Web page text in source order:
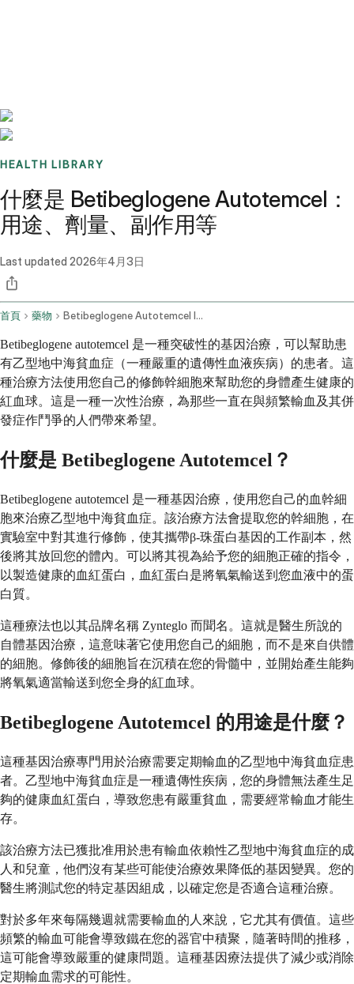
HEALTH LIBRARY
什麼是 Betibeglogene Autotemcel：
用途、劑量、副作用等
Last updated 2026年4月3日
首頁 藥物 Betibeglogene Autotemcel Intravenous Route
Betibeglogene autotemcel 是一種突破性的基因治療，可以幫助患
有乙型地中海貧血症（一種嚴重的遺傳性血液疾病）的患者。這
種治療方法使用您自己的修飾幹細胞來幫助您的身體產生健康的
紅血球。這是一種一次性治療，為那些一直在與頻繁輸血及其併
發症作鬥爭的人們帶來希望。
什麼是 Betibeglogene Autotemcel？
Betibeglogene autotemcel 是一種基因治療，使用您自己的血幹細
胞來治療乙型地中海貧血症。該治療方法會提取您的幹細胞，在
實驗室中對其進行修飾，使其攜帶β-珠蛋白基因的工作副本，然
後將其放回您的體內。可以將其視為給予您的細胞正確的指令，
以製造健康的血紅蛋白，血紅蛋白是將氧氣輸送到您血液中的蛋
白質。
這種療法也以其品牌名稱 Zynteglo 而聞名。這就是醫生所說的
自體基因治療，這意味著它使用您自己的細胞，而不是來自供體
的細胞。修飾後的細胞旨在沉積在您的骨髓中，並開始產生能夠
將氧氣適當輸送到您全身的紅血球。
Betibeglogene Autotemcel 的用途是什麼？
這種基因治療專門用於治療需要定期輸血的乙型地中海貧血症患
者。乙型地中海貧血症是一種遺傳性疾病，您的身體無法產生足
夠的健康血紅蛋白，導致您患有嚴重貧血，需要經常輸血才能生
存。
該治療方法已獲批准用於患有輸血依賴性乙型地中海貧血症的成
人和兒童，他們沒有某些可能使治療效果降低的基因變異。您的
醫生將測試您的特定基因組成，以確定您是否適合這種治療。
對於多年來每隔幾週就需要輸血的人來說，它尤其有價值。這些
頻繁的輸血可能會導致鐵在您的器官中積聚，隨著時間的推移，
這可能會導致嚴重的健康問題。這種基因療法提供了減少或消除
定期輸血需求的可能性。